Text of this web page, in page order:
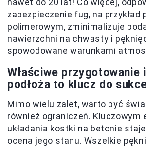
nawet do 20 lat! Co więcej,
zabezpieczenie fug, na przykład
polimerowym, zminimalizuje
nawierzchni na chwasty i
spowodowane warunkami
Właściwe przygotowanie
podłoża to klucz do
Mimo wielu zalet, warto być
również ograniczeń. Kluczowym
układania kostki na betonie
ocena jego stanu. Wszelkie